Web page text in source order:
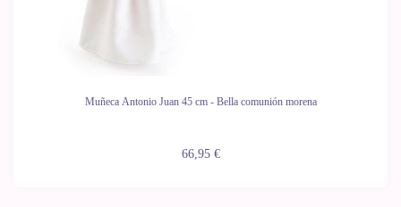
Muñeca Antonio Juan 45 cm - Bella comunión morena
66,95 €